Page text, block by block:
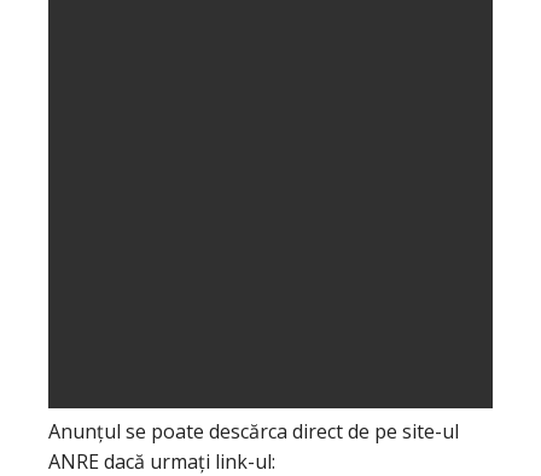
Anunțul se poate descărca direct de pe site-ul
ANRE dacă urmați link-ul: